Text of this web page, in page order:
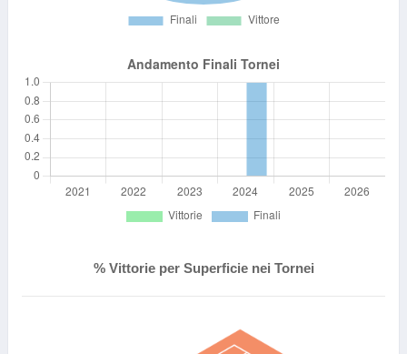
% Vittorie per Superficie nei Tornei